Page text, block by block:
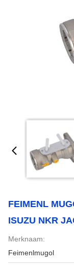
FEIMENL
ISUZU NKR
Merknaam:
Feimenlmugol